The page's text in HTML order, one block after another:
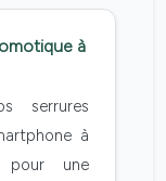
à
serrures
à
pour une